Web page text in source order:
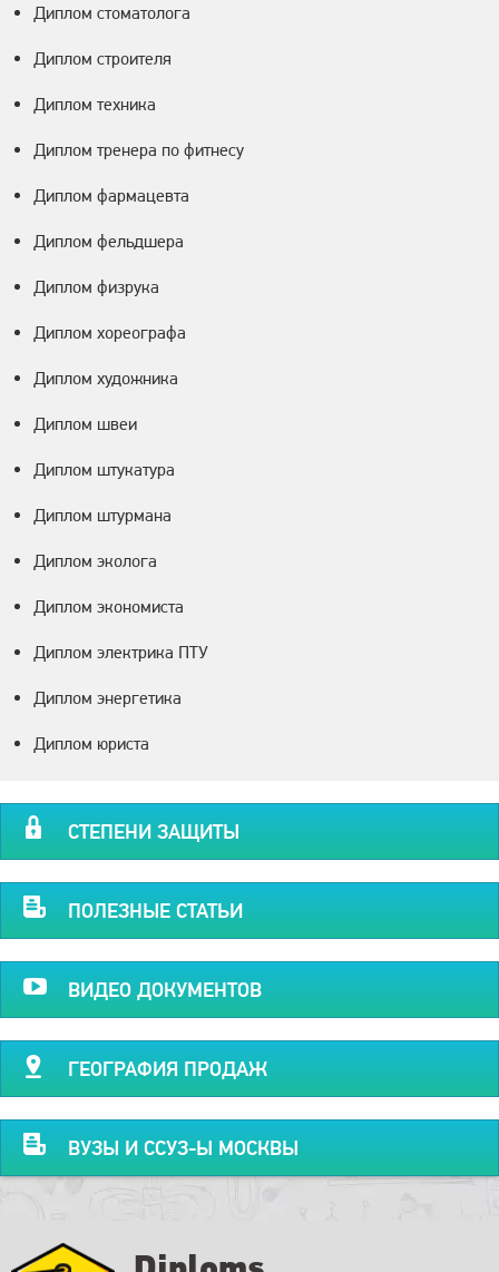
Диплом стоматолога
Диплом строителя
Диплом техника
Диплом тренера по фитнесу
Диплом фармацевта
Диплом фельдшера
Диплом физрука
Диплом хореографа
Диплом художника
Диплом швеи
Диплом штукатура
Диплом штурмана
Диплом эколога
Диплом экономиста
Диплом электрика ПТУ
Диплом энергетика
Диплом юриста
СТЕПЕНИ ЗАЩИТЫ
ПОЛЕЗНЫЕ СТАТЬИ
ВИДЕО ДОКУМЕНТОВ
ГЕОГРАФИЯ ПРОДАЖ
ВУЗЫ И ССУЗ-Ы МОСКВЫ